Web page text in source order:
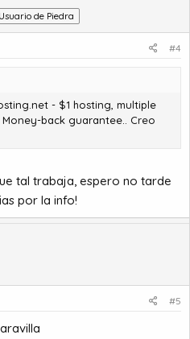
Usuario de Piedra
#4
- $1 hosting, multiple
Money-back guarantee.
. Creo
tal trabaja, espero no tarde
por la info!
#5